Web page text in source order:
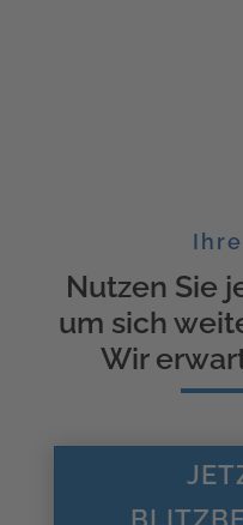
Nutzen Sie
um sich
Wir